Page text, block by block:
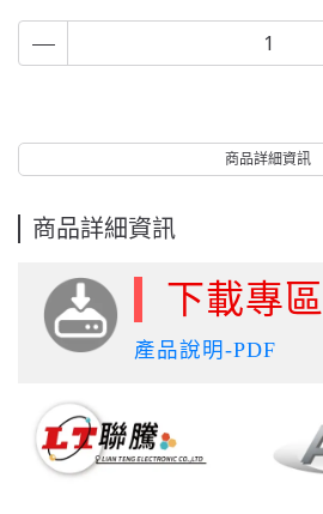
商品詳細資訊
商品詳細資訊
下載專區
產品說明-PDF